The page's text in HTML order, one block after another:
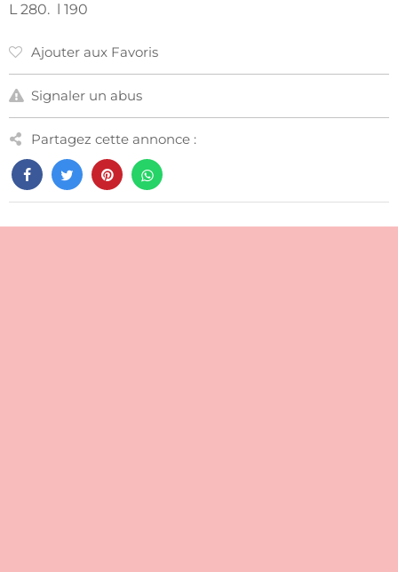
L 280. l 190
Ajouter aux Favoris
Signaler un abus
Partagez cette annonce :